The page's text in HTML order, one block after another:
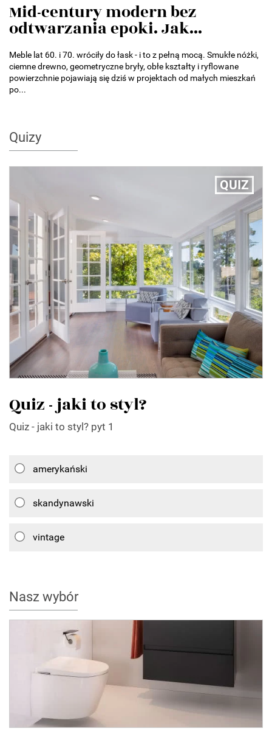
Mid-century modern bez
odtwarzania epoki. Jak...
Meble lat 60. i 70. wróciły do łask - i to z pełną mocą. Smukłe nóżki,
ciemne drewno, geometryczne bryły, obłe kształty i ryflowane
powierzchnie pojawiają się dziś w projektach od małych mieszkań
po...
Quizy
QUIZ
Quiz - jaki to styl?
Quiz - jaki to styl? pyt 1
amerykański
skandynawski
vintage
Nasz wybór